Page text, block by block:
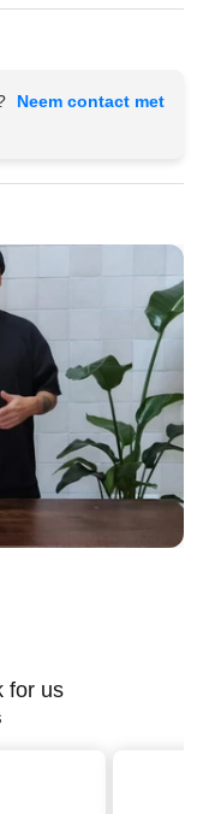
Neem contact met
for us